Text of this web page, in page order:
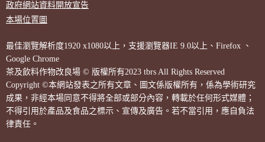
政府網站資料開放宣告
本場位置圖
最佳瀏覽解析度1920 x1080以上，支援瀏覽器IE 9.0以上、Firefox 、
Google Chrome
茶及飲料作物改良場 © 版權所有2023 tbrs All Rights Reserved
Copyright ©本網站發表之所有文章、圖文係版權所有，係為學術研究
成果，非經本場同意不得將全部或部分內容，轉載於任何形式媒體；
不得引用於產品及食品之標示、宣傳及廣告。若不當引用，應自負法
律責任。